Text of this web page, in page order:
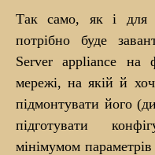
Так само, як і для
потрібно буде
Server appliance
мережі, на якій й
підмонтувати його
підготувати
мінімумом